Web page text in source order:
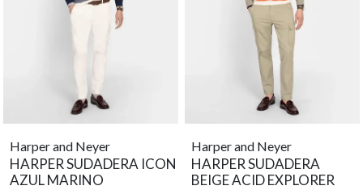
Harper and Neyer
HARPER SUDADERA ICON
AZUL MARINO
Harper and Neyer
HARPER SUDADERA
BEIGE ACID EXPLORER